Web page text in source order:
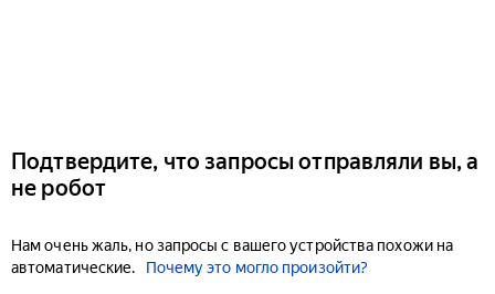
Подтвердите, что запросы отправляли вы, а
не робот
Нам очень жаль, но запросы с вашего устройства похожи на
автоматические.
Почему это могло произойти?